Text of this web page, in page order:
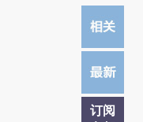
订阅